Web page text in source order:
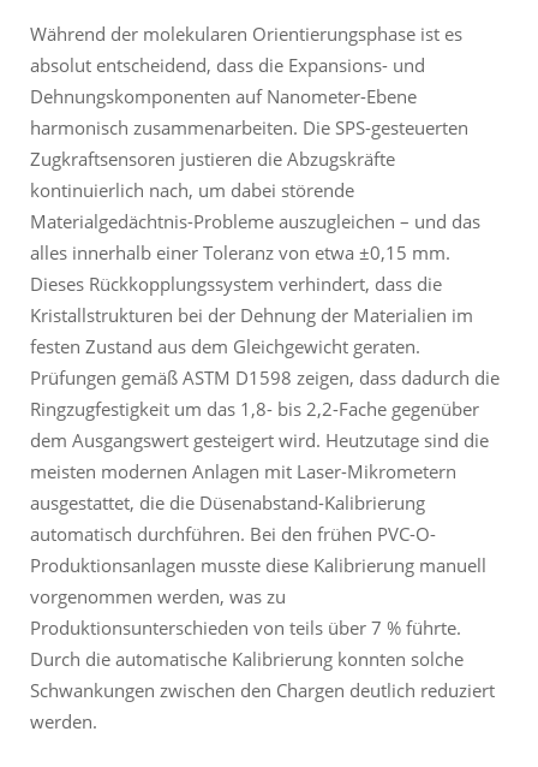
Während der molekularen Orientierungsphase ist es
absolut entscheidend, dass die Expansions- und
Dehnungskomponenten auf Nanometer-Ebene
harmonisch zusammenarbeiten. Die SPS-gesteuerten
Zugkraftsensoren justieren die Abzugskräfte
kontinuierlich nach, um dabei störende
Materialgedächtnis-Probleme auszugleichen – und das
alles innerhalb einer Toleranz von etwa ±0,15 mm.
Dieses Rückkopplungssystem verhindert, dass die
Kristallstrukturen bei der Dehnung der Materialien im
festen Zustand aus dem Gleichgewicht geraten.
Prüfungen gemäß ASTM D1598 zeigen, dass dadurch die
Ringzugfestigkeit um das 1,8- bis 2,2-Fache gegenüber
dem Ausgangswert gesteigert wird. Heutzutage sind die
meisten modernen Anlagen mit Laser-Mikrometern
ausgestattet, die die Düsenabstand-Kalibrierung
automatisch durchführen. Bei den frühen PVC-O-
Produktionsanlagen musste diese Kalibrierung manuell
vorgenommen werden, was zu
Produktionsunterschieden von teils über 7 % führte.
Durch die automatische Kalibrierung konnten solche
Schwankungen zwischen den Chargen deutlich reduziert
werden.